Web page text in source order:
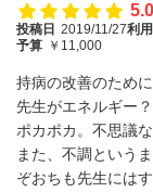
投稿日 2019/11/27利
予算 ￥11,000
持病の改善のために
先生がエネルギー
ポカポカ。不思議
また、不調という
ぞおちも先生には